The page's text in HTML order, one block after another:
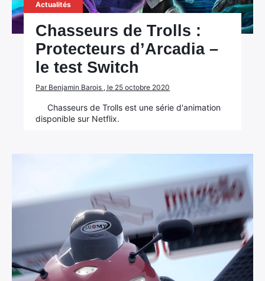
Actualités
Chasseurs de Trolls :
Protecteurs d’Arcadia –
le test Switch
Par Benjamin Barois , le 25 octobre 2020
Chasseurs de Trolls est une série d'animation
disponible sur Netflix.
×
Rechercher